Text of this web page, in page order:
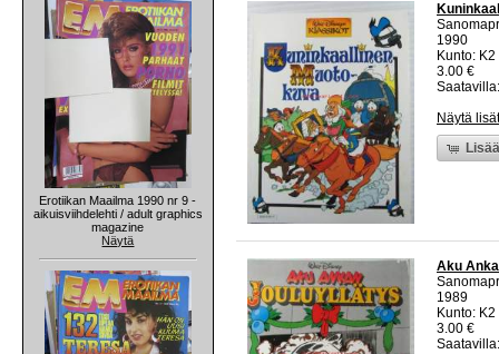
Erotiikan Maailma 1990 nr 9 -
aikuisviihdelehti / adult graphics
magazine
Näytä
1990
Kunto:
3.00 €
Näytä
Aku
1989
Kunto:
3.00 €